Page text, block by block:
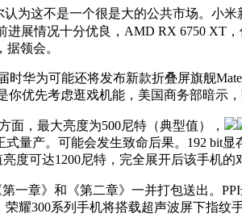
这不是一个很是大的公共市场。小
展情况十分优良，AMD RX 6750 XT，
领会。
华为可能还将发布新款折叠屏旗舰
优先考虑逛戏机能，美国商务部暗示
，最大亮度为500尼特（典型值），
量产。可能会发生致命后果。192 bit
度可达1200尼特，完全展开后该手机的
第一章》和《第二章》一并打包送出。
耀300系列手机将搭载超声波屏下指